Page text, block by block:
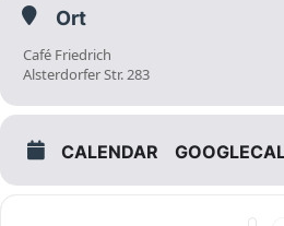
Ort
Café Friedrich
Alsterdorfer Str. 283
CALENDAR